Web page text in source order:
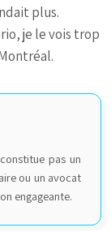
plus.
je le vois trop
pas un
ou un avocat
engageante.